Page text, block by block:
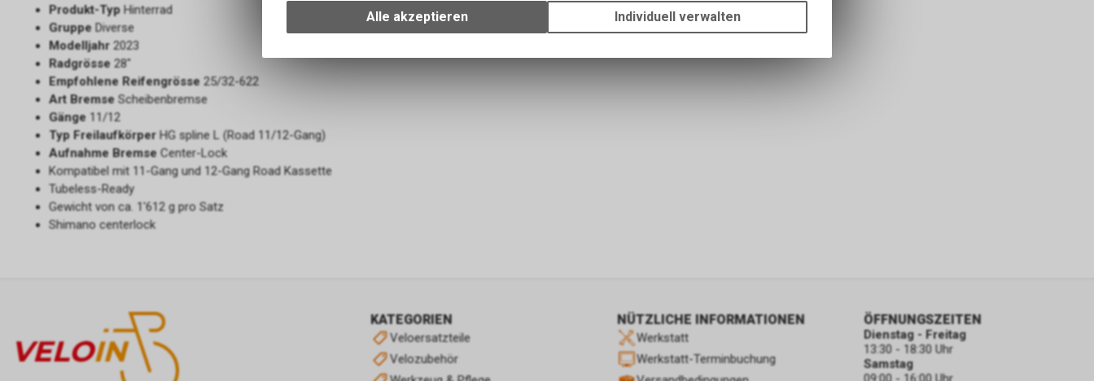
Produkt-Typ Hinterrad
Gruppe Diverse
Modelljahr 2023
Radgrösse 28"
Empfohlene Reifengrösse 25/32-622
Art Bremse Scheibenbremse
Gänge 11/12
Typ Freilaufkörper HG spline L (Road 11/12-Gang)
Aufnahme BremseCenter-Lock
Kompatibel mit 11-Gang und 12-Gang Road Kassette
Tubeless-Ready
Gewicht von ca. 1'612 g pro Satz
Shimano centerlock
KATEGORIEN
Veloersatzteile
Velozubehör
NÜTZLICHE INFORMATIONEN
Werkstatt
Werkstatt-Terminbuchung
ÖFFNUNGSZEITEN
Dienstag - Freitag
13:30 - 18:30 Uhr
Samstag
Ihrem Gerät, um die grundlegenden Funktionen unseres Online-Angebots, wie die
Verwendung des Warenkorbs, zu ermöglichen. Bitte beachten Sie, dass die
zulassen.
Alle akzeptieren Individuell verwalten